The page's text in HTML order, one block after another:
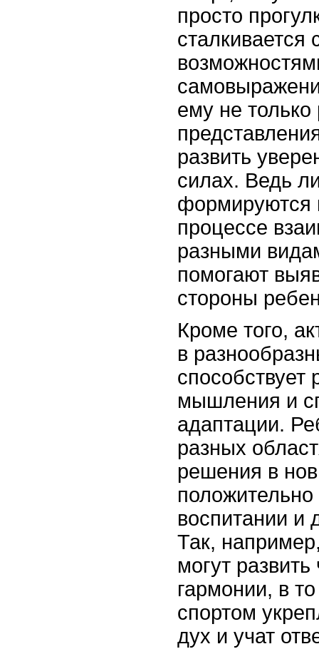
просто
сталкивается
ему не
развить
силах. Ведь
формируются
процессе
разными
помогают
стороны
Кроме того,
в
способствует
мышления и
адаптации.
разных
решения в
положительно
воспитании и
Так,
могут
гармонии, в
спортом
дух и учат